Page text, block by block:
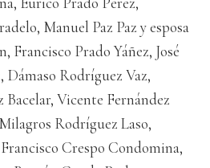
Manuel Paz Paz y esposa
Francisco Prado Yáñez, José
Rodríguez Vaz,
Bacelar, Vicente Fernández
Rodríguez Laso,
Crespo Condomina,